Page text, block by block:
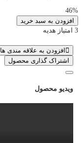
کالاف
دیوتی
عدد
بود.
46%
افزودن به سبد خرید
3 امتیاز هدیه
افزودن به علاقه مندی ها
اشتراک گذاری محصول
ویدیو محصول